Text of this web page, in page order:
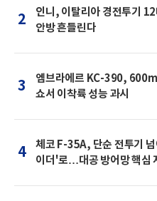
2
인니, 이탈리아 경전투기
안방 흔들린다
3
엠브라에르 KC-390,
쇼서 이착륙 성능 과시
4
체코 F-35A, 단순 전투기 넘
이더'로…대공 방어망 핵심